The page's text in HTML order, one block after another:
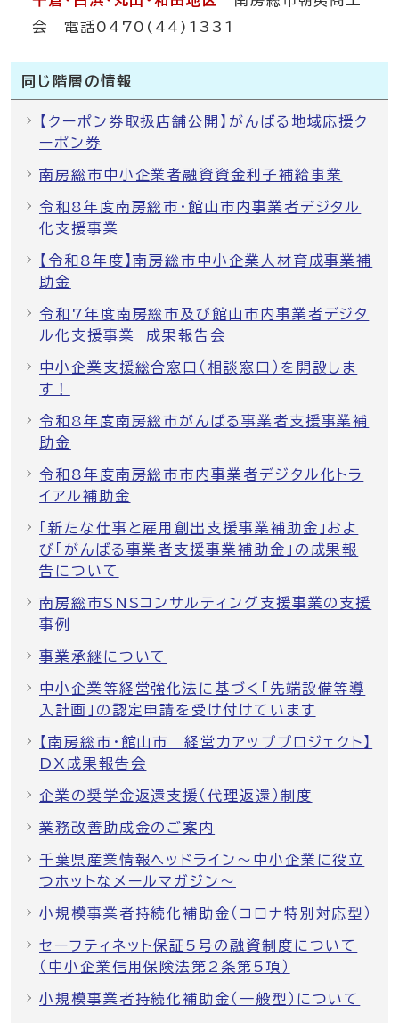
会 電話0470(44)1331
同じ階層の情報
【クーポン券取扱店舗公開】がんばる地域応援ク
ーポン券
南房総市中小企業者融資資金利子補給事業
令和8年度南房総市・館山市内事業者デジタル
化支援事業
【令和8年度】南房総市中小企業人材育成事業補
助金
令和7年度南房総市及び館山市内事業者デジタ
ル化支援事業 成果報告会
中小企業支援総合窓口（相談窓口）を開設しま
す！
令和8年度南房総市がんばる事業者支援事業補
助金
令和8年度南房総市市内事業者デジタル化トラ
イアル補助金
「新たな仕事と雇用創出支援事業補助金」およ
び「がんばる事業者支援事業補助金」の成果報
告について
南房総市SNSコンサルティング支援事業の支援
事例
事業承継について
中小企業等経営強化法に基づく「先端設備等導
入計画」の認定申請を受け付けています
【南房総市・館山市 経営力アッププロジェクト】
DX成果報告会
企業の奨学金返還支援（代理返還）制度
業務改善助成金のご案内
千葉県産業情報ヘッドライン～中小企業に役立
つホットなメールマガジン～
小規模事業者持続化補助金（コロナ特別対応型）
セーフティネット保証5号の融資制度について
（中小企業信用保険法第2条第5項）
小規模事業者持続化補助金（一般型）について